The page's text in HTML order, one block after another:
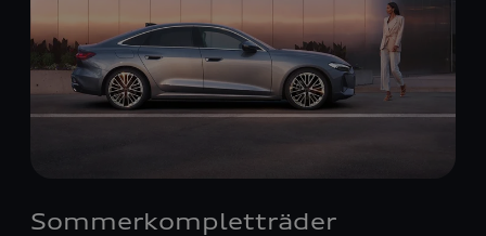
Sommerkompletträder